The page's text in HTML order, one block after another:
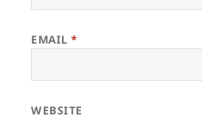
EMAIL*
WEBSITE